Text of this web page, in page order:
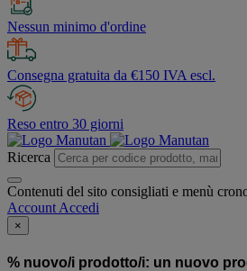
Nessun minimo d'ordine
Consegna gratuita da €150 IVA escl.
Reso entro 30 giorni
Ricerca
Contenuti del sito consigliati e menù
Account Accedi
×
% nuovo/i prodotto/i: un nuovo